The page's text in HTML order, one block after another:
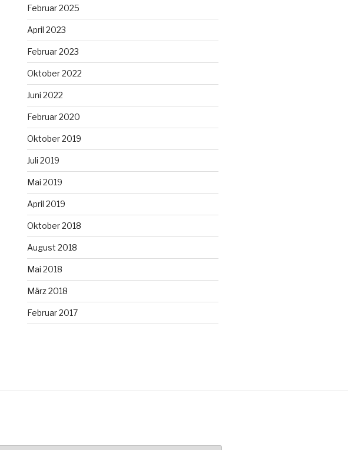
Februar 2025
April 2023
Februar 2023
Oktober 2022
Juni 2022
Februar 2020
Oktober 2019
Juli 2019
Mai 2019
April 2019
Oktober 2018
August 2018
Mai 2018
März 2018
Februar 2017